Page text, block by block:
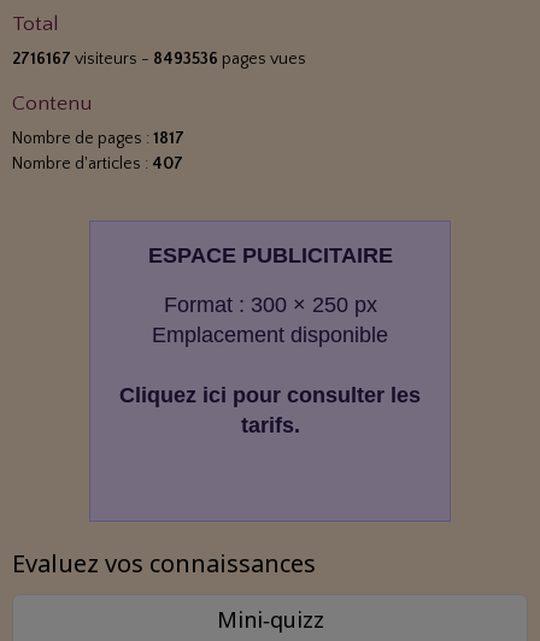
Total
2716167 visiteurs - 8493536 pages vues
Contenu
Nombre de pages : 1817
Nombre d'articles : 407
ESPACE PUBLICITAIRE
Format : 300 × 250 px
Emplacement disponible
Cliquez ici pour consulter les
tarifs.
Evaluez vos connaissances
Mini‑quizz